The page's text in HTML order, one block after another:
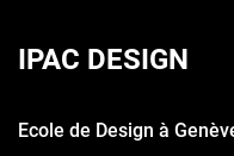
IPAC DESIGN
Ecole de Design à